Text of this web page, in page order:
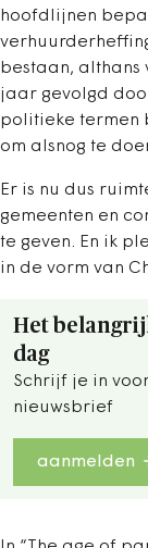
hoofdlijnen
bestaan,
jaar gevolgd
politieke termen
om alsnog te
Er is nu dus
gemeenten en
te geven. En ik
in de vorm van
Het
dag
Schrijf je in
nieuwsbrief
aanmelden